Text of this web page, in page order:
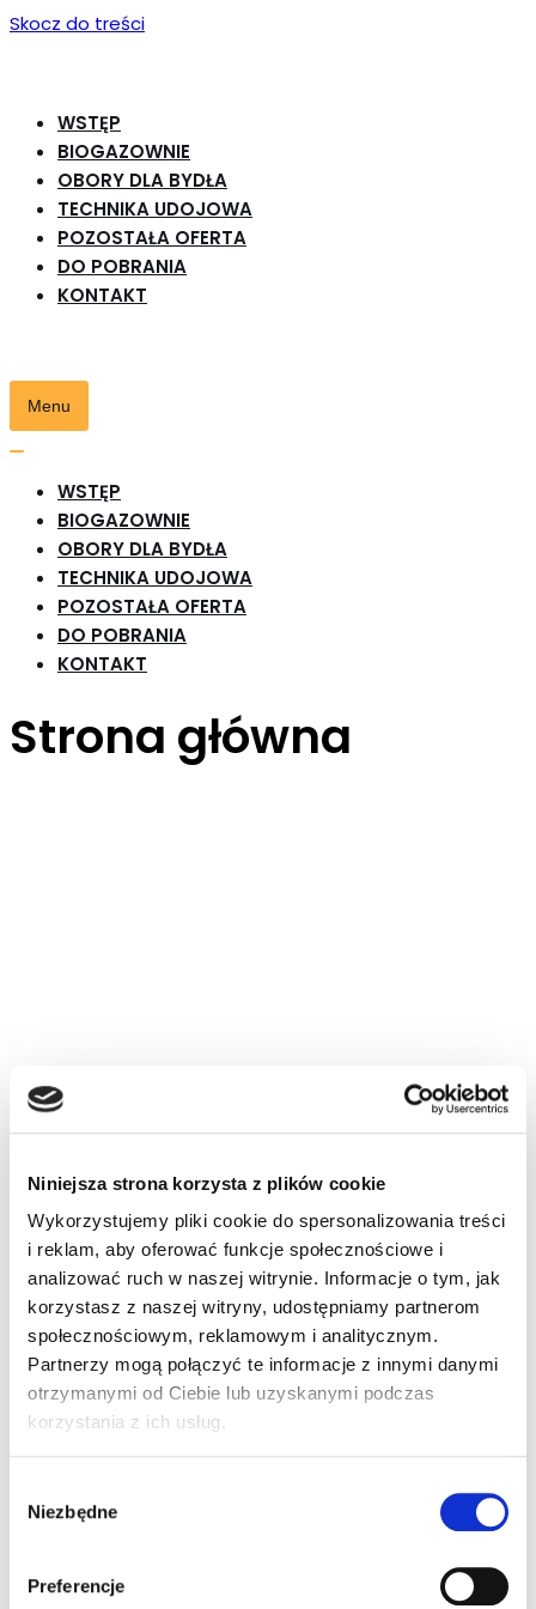
Niniejsza strona korzysta z plików cookie
Wykorzystujemy pliki cookie do spersonalizowania treści
i reklam, aby oferować funkcje społecznościowe i
analizować ruch w naszej witrynie. Informacje o tym, jak
korzystasz z naszej witryny, udostępniamy partnerom
społecznościowym, reklamowym i analitycznym.
Partnerzy mogą połączyć te informacje z innymi danymi
otrzymanymi od Ciebie lub uzyskanymi podczas
korzystania z ich usług.
zgody
Niezbędne
Preferencje
Skocz do treści
WSTĘP
BIOGAZOWNIE
OBORY DLA BYDŁA
TECHNIKA UDOJOWA
POZOSTAŁA OFERTA
DO POBRANIA
KONTAKT
Menu
Przełącznik
nawigacjiWSTĘP
BIOGAZOWNIE
OBORY DLA BYDŁA
TECHNIKA UDOJOWA
POZOSTAŁA OFERTA
DO POBRANIA
KONTAKT
Strona główna
Napisz krótką wiadomość powitalną
Przejdź do zakupów
Nowe produkty
Zobacz więcej
Zawias bramy skośny 102/60 kompletny